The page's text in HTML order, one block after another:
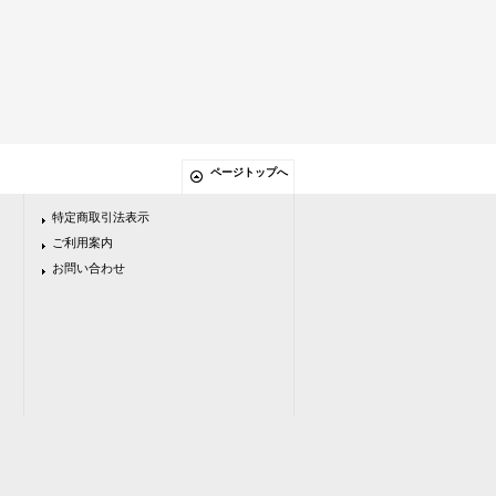
ページトップへ
特定商取引法表示
ご利用案内
お問い合わせ